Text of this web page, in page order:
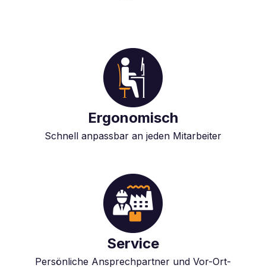
Ergonomisch
Schnell anpassbar an jeden Mitarbeiter
Service
Persönliche Ansprechpartner und Vor-Ort-